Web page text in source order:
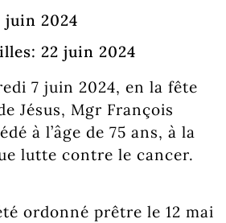
juin 2024
22 juin 2024
7 juin 2024, en la fête
Jésus, Mgr François
à l’âge de 75 ans, à la
lutte contre le cancer.
ordonné prêtre le 12 mai